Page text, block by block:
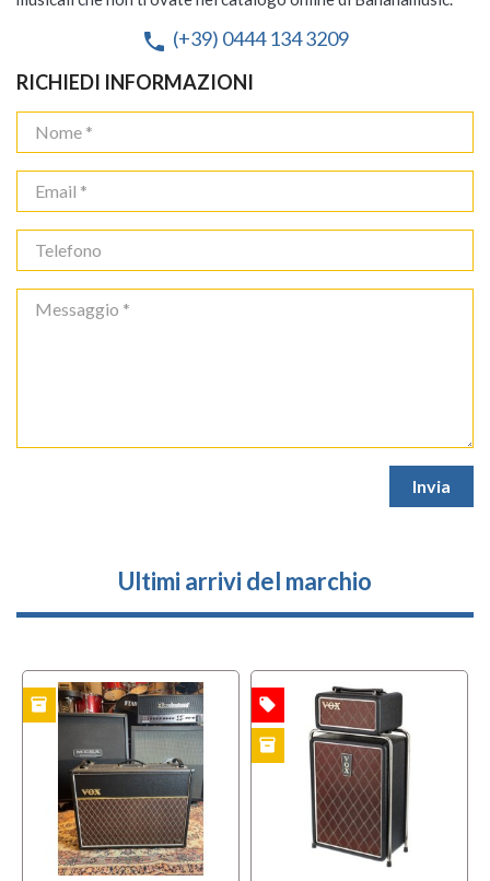
phone (+39) 0444 134 3209
RICHIEDI INFORMAZIONI
Ultimi arrivi del marchio
inventory OFFERTA local_offer
inventory